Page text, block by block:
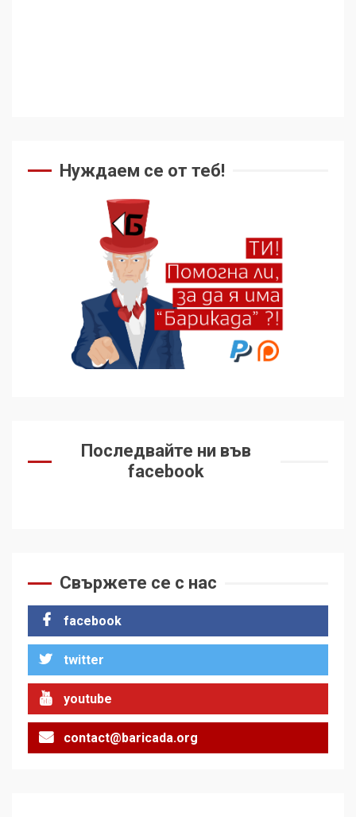
Нуждаем се от теб!
Последвайте ни във
facebook
Свържете се с нас
facebook
twitter
youtube
contact@baricada.org